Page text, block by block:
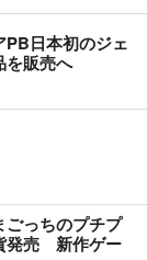
PB日本初のジェ
を販売へ
っちのプチプ
発売 新作ゲー